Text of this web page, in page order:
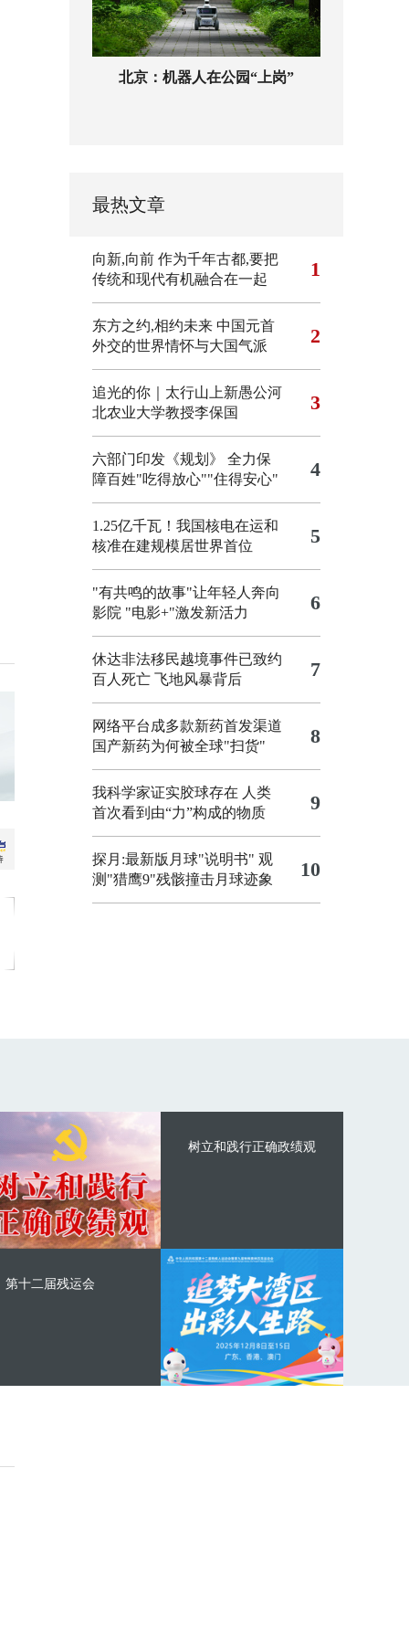
北京：机器人在公园“上岗”
最热文章
向新,向前 作为千年古都,要把
传统和现代有机融合在一起
1
东方之约,相约未来 中国元首
外交的世界情怀与大国气派
2
追光的你｜太行山上新愚公河
北农业大学教授李保国
3
六部门印发《规划》 全力保
障百姓"吃得放心""住得安心"
4
1.25亿千瓦！我国核电在运和
核准在建规模居世界首位
5
"有共鸣的故事"让年轻人奔向
影院 "电影+"激发新活力 6
休达非法移民越境事件已致约
百人死亡 飞地风暴背后 7
网络平台成多款新药首发渠道
国产新药为何被全球"扫货"
8
我科学家证实胶球存在 人类
首次看到由“力”构成的物质
9
探月:最新版月球"说明书" 观
测"猎鹰9"残骸撞击月球迹象
10
树立和践行正确政绩观
第十二届残运会